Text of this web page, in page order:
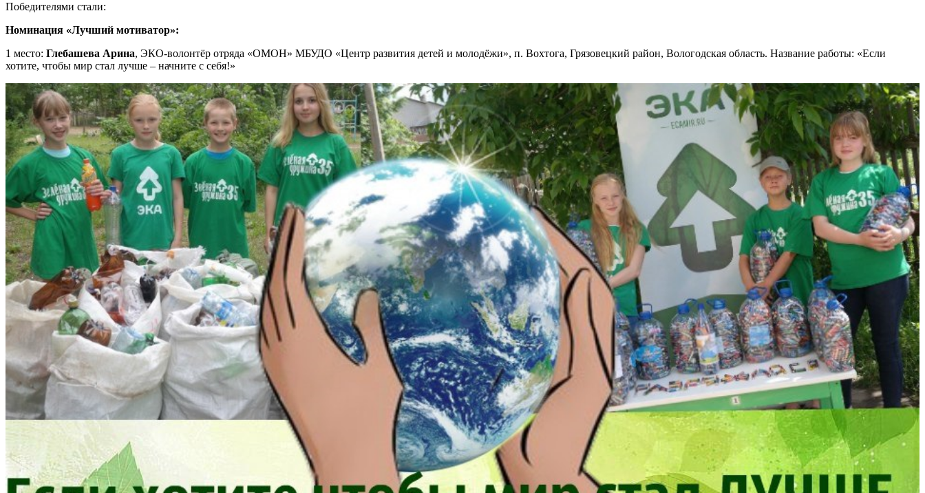
Победителями стали:
Номинация «Лучший мотиватор»:
1 место: Глебашева Арина, ЭКО-волонтёр отряда «ОМОН» МБУДО «Центр развития детей и молодёжи», п. Вохтога, Грязовецкий район, Вологодская область. Название работы: «Если
хотите, чтобы мир стал лучше – начните с себя!»